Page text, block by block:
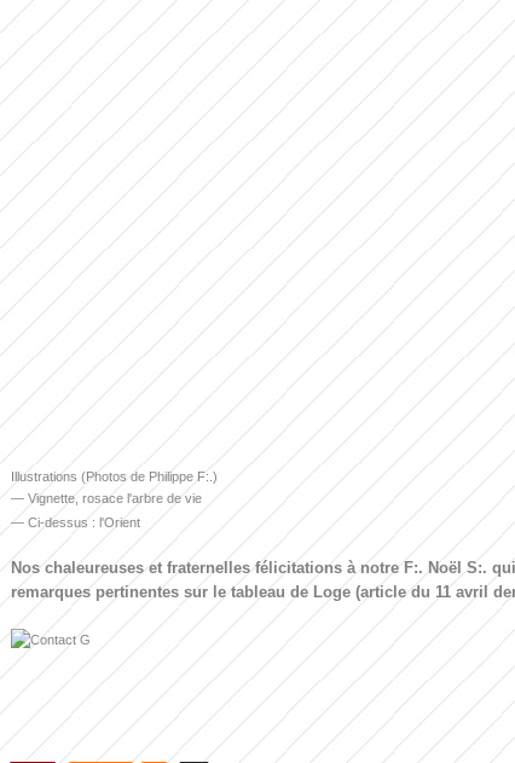
Illustrations (Photos de Philippe F:.)
— Vignette, rosace l'arbre de vie
— Ci-dessus : l'Orient
Nos chaleureuses et fraternelles félicitations à notre F:. Noël S:.
remarques pertinentes sur le tableau de Loge (article du 11 avril